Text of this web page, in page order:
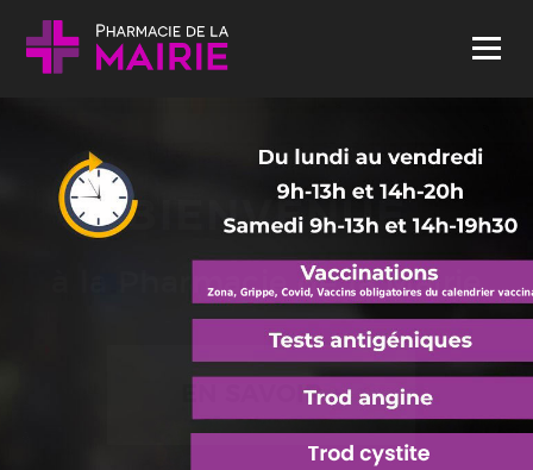
Skip to content
Menu
BIENVENUE
à la Pharmacie de la Mairie
EN SAVOIR +